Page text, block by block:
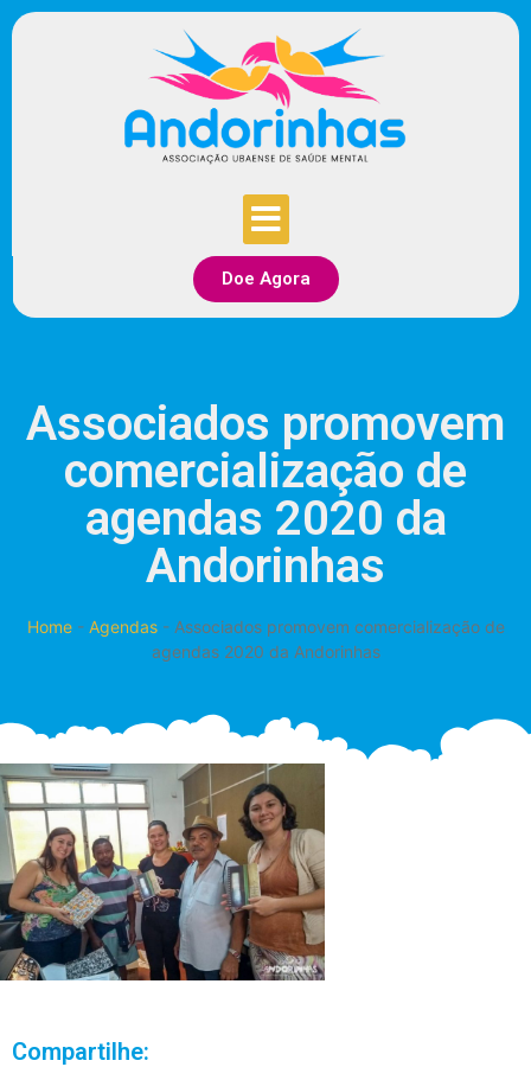
Doe Agora
Associados promovem
comercialização de
agendas 2020 da
Andorinhas
Home- Agendas- Associados promovem comercialização de
agendas 2020 da Andorinhas
Compartilhe: